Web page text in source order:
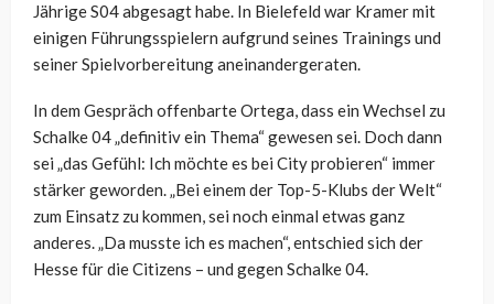
Jährige S04 abgesagt habe. In Bielefeld war Kramer mit
einigen Führungsspielern aufgrund seines Trainings und
seiner Spielvorbereitung aneinandergeraten.
In dem Gespräch offenbarte Ortega, dass ein Wechsel zu
Schalke 04 „definitiv ein Thema“ gewesen sei. Doch dann
sei „das Gefühl: Ich möchte es bei City probieren“ immer
stärker geworden. „Bei einem der Top-5-Klubs der Welt“
zum Einsatz zu kommen, sei noch einmal etwas ganz
anderes. „Da musste ich es machen“, entschied sich der
Hesse für die Citizens – und gegen Schalke 04.